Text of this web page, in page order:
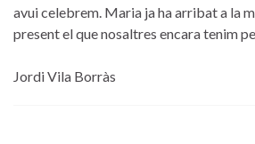
avui celebrem. Maria ja ha arribat a la
present el que nosaltres encara tenim
Jordi Vila Borràs